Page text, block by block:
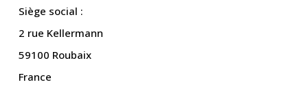
Siège social :
2 rue Kellermann
59100 Roubaix
France